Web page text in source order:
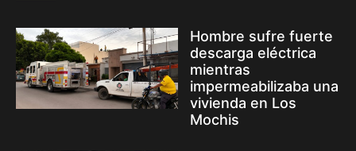
Hombre sufre fuerte
descarga eléctrica
mientras
impermeabilizaba una
vivienda en Los
Mochis